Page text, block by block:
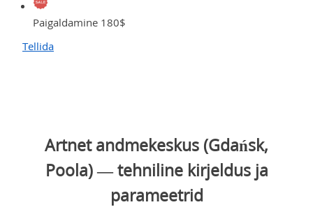
Paigaldamine 180$
Tellida
Artnet andmekeskus (Gdańsk,
Poola) — tehniline kirjeldus ja
parameetrid